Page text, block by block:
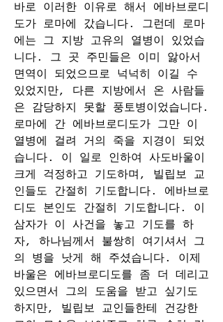
바로 이러한 이유로 해서 에바브로디
도가 로마에 갔습니다. 그런데 로마
에는 그 지방 고유의 열병이 있었습
니다. 그 곳 주민들은 이미 앓아서
면역이 되었으므로 넉넉히 이길 수
있었지만, 다른 지방에서 온 사람들
은 감당하지 못할 풍토병이었습니다.
로마에 간 에바브로디도가 그만 이
열병에 걸려 거의 죽을 지경이 되었
습니다. 이 일로 인하여 사도바울이
크게 걱정하고 기도하며, 빌립보 교
인들도 간절히 기도합니다. 에바브로
디도 본인도 간절히 기도합니다. 이
삼자가 이 사건을 놓고 기도를 하
자, 하나님께서 불쌍히 여기셔서 그
의 병을 낫게 해 주셨습니다. 이제
바울은 에바브로디도를 좀 더 데리고
있으면서 그의 도움을 받고 싶기도
하지만, 빌립보 교인들한테 건강한